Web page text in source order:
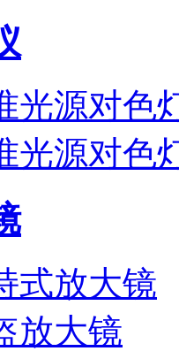
光源对色
光源对色
式放大镜
放大镜